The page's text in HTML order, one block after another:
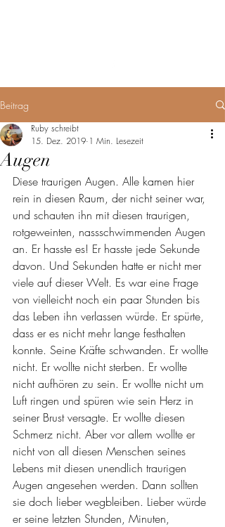
Beitrag
Augen
Ruby schreibt
15. Dez. 2019 1 Min. Lesezeit
Diese traurigen Augen. Alle kamen hier
rein in diesen Raum, der nicht seiner war,
und schauten ihn mit diesen traurigen,
rotgeweinten, nassschwimmenden Augen
an. Er hasste es! Er hasste jede Sekunde
davon. Und Sekunden hatte er nicht mer
viele auf dieser Welt. Es war eine Frage
von vielleicht noch ein paar Stunden bis
das Leben ihn verlassen würde. Er spürte,
dass er es nicht mehr lange festhalten
konnte. Seine Kräfte schwanden. Er wollte
nicht. Er wollte nicht sterben. Er wollte
nicht aufhören zu sein. Er wollte nicht um
Luft ringen und spüren wie sein Herz in
seiner Brust versagte. Er wollte diesen
Schmerz nicht. Aber vor allem wollte er
nicht von all diesen Menschen seines
Lebens mit diesen unendlich traurigen
Augen angesehen werden. Dann sollten
sie doch lieber wegbleiben. Lieber würde
er seine letzten Stunden, Minuten,